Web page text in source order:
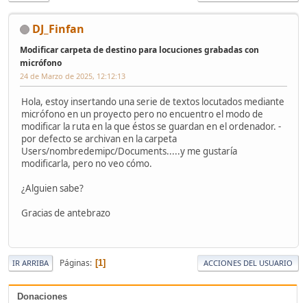
Donaciones
DJ_Finfan
Modificar carpeta de destino para locuciones grabadas con
micrófono
24 de Marzo de 2025, 12:12:13
Hola, estoy insertando una serie de textos locutados mediante
micrófono en un proyecto pero no encuentro el modo de
modificar la ruta en la que éstos se guardan en el ordenador. -
por defecto se archivan en la carpeta
Users/nombredemipc/Documents.....y me gustaría
modificarla, pero no veo cómo.
¿Alguien sabe?
Gracias de antebrazo
IR ARRIBA Páginas 1 ACCIONES DEL USUARIO